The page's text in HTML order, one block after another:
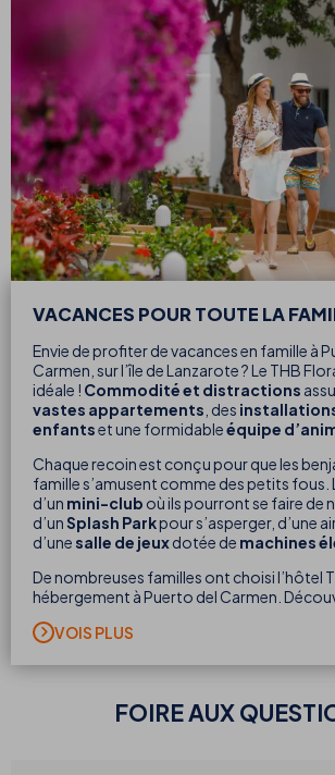
VACANCES POUR TOUTE LA
Envie de profiter de vacances en famille à
Carmen, sur l’île de Lanzarote ? Le THB
idéale ! Commodité et distractions
vastes appartements , des
enfantset une formidableéquipe
Chaque recoin est conçu pour que les
famille s’amusent comme des petits fous.
d’un mini-club où ils pourront se faire de
d’unSplash Parkpour s’asperger, d’une
d’une salle de jeuxdotée de machines
De nombreuses familles ont choisi l’hôtel
hébergement à Puerto del Carmen.
VOIS PLUS
FOIRE AUX